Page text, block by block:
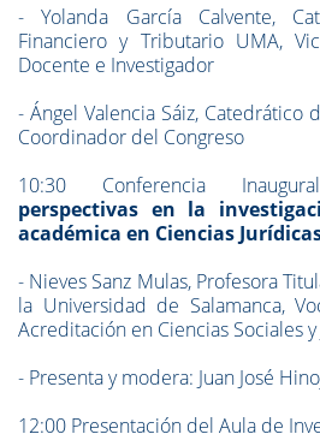
- Yolanda García Calvente,
Financiero y Tributario UMA,
Docente e Investigador
- Ángel Valencia Sáiz, Catedrático
Coordinador del Congreso
10:30 Conferencia
perspectivas en la
académica en Ciencias
- Nieves Sanz Mulas, Profesora
la Universidad de Salamanca,
Acreditación en Ciencias Sociales y
- Presenta y modera: Juan José
12:00 Presentación del Aula de